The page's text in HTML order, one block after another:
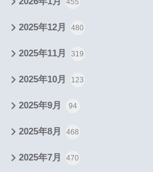
455
2025年12月 480
2025年11月 319
2025年10月 123
2025年9月 94
2025年8月 468
2025年7月 470